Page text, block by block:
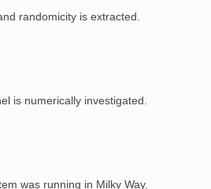
randomicity is extracted
is numerically investigated
was running in Milky Way.